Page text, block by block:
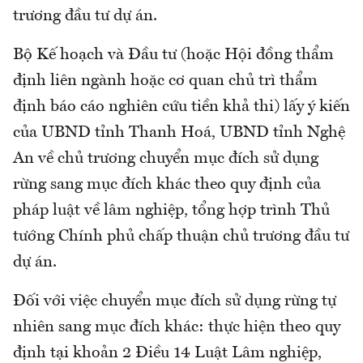
trương đầu tư dự án.
Bộ Kế hoạch và Đầu tư (hoặc Hội đồng thẩm
định liên ngành hoặc cơ quan chủ trì thẩm
định báo cáo nghiên cứu tiền khả thi) lấy ý kiến
của UBND tỉnh Thanh Hoá, UBND tỉnh Nghệ
An về chủ trương chuyển mục đích sử dụng
rừng sang mục đích khác theo quy định của
pháp luật về lâm nghiệp, tổng hợp trình Thủ
tướng Chính phủ chấp thuận chủ trương đầu tư
dự án.
Đối với việc chuyển mục đích sử dụng rừng tự
nhiên sang mục đích khác: thực hiện theo quy
định tại khoản 2 Điều 14 Luật Lâm nghiệp,